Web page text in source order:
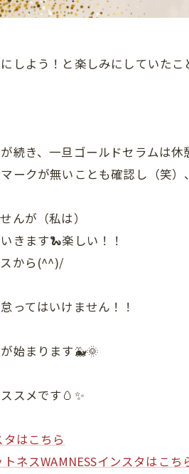
しよう！と楽しみにしていたこ
続き、一旦ゴールドセラムは休
ークが無いことも確認し（笑
んが（私は）
きます🐍楽しい！！
から(^^)/
ってはいけません！！
始まります🐳🌞
スメです🥚✨
はこちら
ネスWAMNESSインスタはこち